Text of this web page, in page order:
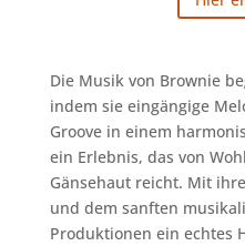
Die Musik von Brownie
indem sie eingängige
Groove in einem
ein Erlebnis, das von
Gänsehaut reicht. Mit
und dem sanften
Produktionen ein echtes